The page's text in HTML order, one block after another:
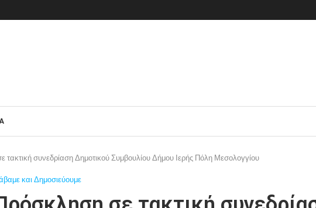
τακτική συνεδρίαση Δημοτικού Συμβουλίου Δήμου Ιερής Πόλη Μεσολογγίου
και Δημοσιεύουμε